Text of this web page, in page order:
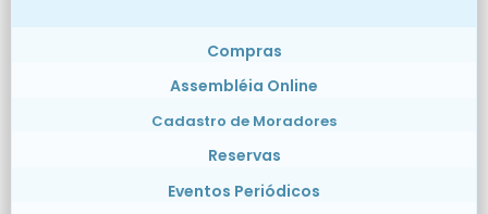
Compras
Assembléia Online
Cadastro de Moradores
Reservas
Eventos Periódicos